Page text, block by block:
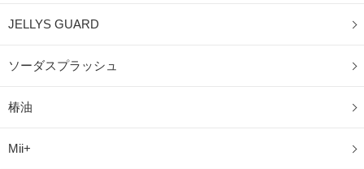
JELLYS GUARD
ソーダスプラッシュ
椿油
Mii+